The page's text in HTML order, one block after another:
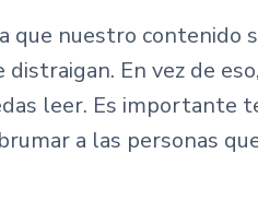
que nuestro contenido
En vez de
leer. Es importante
a las personas